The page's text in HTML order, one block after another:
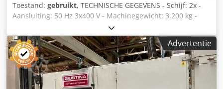
Toestand: gebruikt, TECHNISCHE GEGEVENS - Schijf: 2x -
Aansluiting: 50 Hz 3x400 V - Machinegewicht: 3.200 kg -
Bedrijfsuren onder spanning: 99.287 uur - Schijfdiameter:
700 mm - Schijfhoogte: 200 mm - Maximale
werkstukhoogte: 100 mm ACCESSOIRES - Afzuiging: 1 -
Koelvloeistoftank: 1 Chodpfjw Ulnbjx Aa Uoa - Hydraulische
unit: 1 - Gereedschap: 1 - Opvangbak: 1
Advertentie